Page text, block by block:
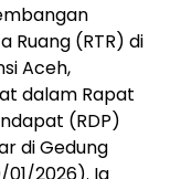
Ruang (RTR) di
Aceh,
dalam Rapat
(RDP)
di Gedung
01/2026). Ia